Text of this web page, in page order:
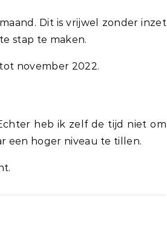
Dit is vrijwel zonder inzet
stap te maken.
november 2022.
heb ik zelf de tijd niet om
een hoger niveau te tillen.